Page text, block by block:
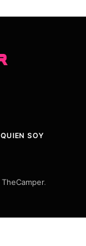
QUIEN SOY
TheCamper.